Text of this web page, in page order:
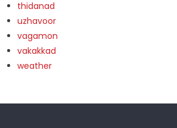
thidanad
uzhavoor
vagamon
vakakkad
weather